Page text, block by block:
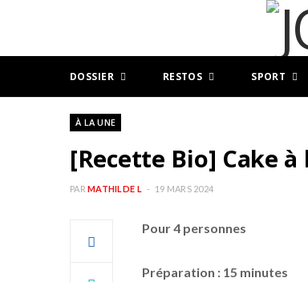
DOSSIER RESTOS SPORT
À LA UNE
[Recette Bio] Cake
PAR MATHILDE L 19 MARS 2024
Pour 4 personnes
Préparation : 15 minutes